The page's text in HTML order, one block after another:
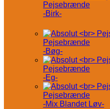
Pejsebrænde
-Birk-
Pejsebrænde
-Bøg-
Pejsebrænde
-Eg-
Pejsebrænde
-Mix Blandet Løv-